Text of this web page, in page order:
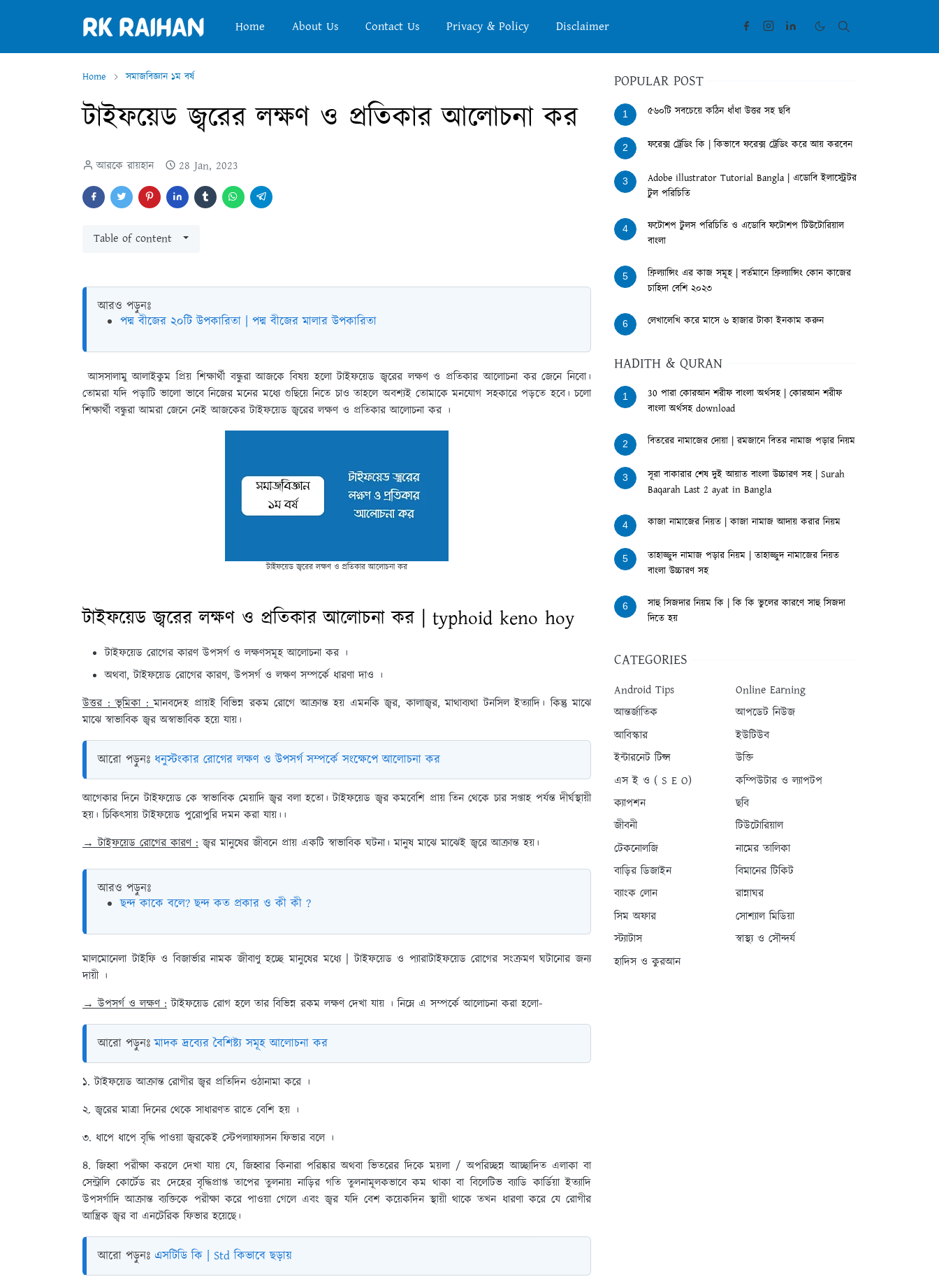
Home About Us Contact Us Privacy & Policy Disclaimer
Home সমাজবিজ্ঞান ১ম বর্ষ
টাইফয়েড জ্বরের লক্ষণ ও প্রতিকার আলোচনা কর
আরকে রায়হান 28 Jan, 2023
Table of content
আরও পড়ুনঃ
পদ্ম বীজের ২০টি উপকারিতা | পদ্ম বীজের মালার উপকারিতা
আসসালামু আলাইকুম প্রিয় শিক্ষার্থী বন্ধুরা আজকে বিষয় হলো টাইফয়েড জ্বরের লক্ষণ ও প্রতিকার আলোচনা কর জেনে নিবো।
তোমরা যদি পড়াটি ভালো ভাবে নিজের মনের মধ্যে গুছিয়ে নিতে চাও তাহলে অবশ্যই তোমাকে মনযোগ সহকারে পড়তে হবে। চলো
শিক্ষার্থী বন্ধুরা আমরা জেনে নেই আজকের টাইফয়েড জ্বরের লক্ষণ ও প্রতিকার আলোচনা কর ।
টাইফয়েড জ্বরের লক্ষণ ও প্রতিকার আলোচনা কর
টাইফয়েড জ্বরের লক্ষণ ও প্রতিকার আলোচনা কর | typhoid keno hoy
টাইফয়েড রোগের কারণ উপসর্গ ও লক্ষণসমূহ আলোচনা কর ।
অথবা, টাইফয়েড রোগের কারণ, উপসর্গ ও লক্ষণ সম্পর্কে ধারণা দাও ।
উত্তর : ভূমিকা :মানবদেহ প্রায়ই বিভিন্ন রকম রোগে আক্রান্ত হয় এমনকি জ্বর, কালাজ্বর, মাথাব্যথা টনসিল ইত্যাদি। কিন্তু মাঝে
মাঝে স্বাভাবিক জ্বর অস্বাভাবিক হয়ে যায়।
আরো পড়ুনঃ ধনুস্টংকার রোগের লক্ষণ ও উপসর্গ সম্পর্কে সংক্ষেপে আলোচনা কর
আগেকার দিনে টাইফয়েড কে স্বাভাবিক মেয়াদি জ্বর বলা হতো। টাইফয়েড জ্বর কমবেশি প্রায় তিন থেকে চার সপ্তাহ পর্যন্ত দীর্ঘস্থায়ী
হয়। চিকিৎসায় টাইফয়েড পুরোপুরি দমন করা যায়।।
→ টাইফয়েড রোগের কারণ : জ্বর মানুষের জীবনে প্রায় একটি স্বাভাবিক ঘটনা। মানুষ মাঝে মাঝেই জ্বরে আক্রান্ত হয়।
আরও পড়ুনঃ
ছন্দ কাকে বলে? ছন্দ কত প্রকার ও কী কী ?
মালমোনেলা টাইফি ও বিজার্ভার নামক জীবাণু হচ্ছে মানুষের মধ্যে | টাইফয়েড ও প্যারাটাইফয়েড রোগের সংক্রমণ ঘটানোর জন্য
দায়ী ।
→ উপসর্গ ও লক্ষণ : টাইফয়েড রোগ হলে তার বিভিন্ন রকম লক্ষণ দেখা যায় । নিম্নে এ সম্পর্কে আলোচনা করা হলো-
আরো পড়ুনঃমাদক দ্রব্যের বৈশিষ্ট্য সমূহ আলোচনা কর
১. টাইফয়েড আক্রান্ত রোগীর জ্বর প্রতিদিন ওঠানামা করে ।
২. জ্বরের মাত্রা দিনের থেকে সাধারণত রাতে বেশি হয় ।
৩. ধাপে ধাপে বৃদ্ধি পাওয়া জ্বরকেই স্টেপল্যাফ্যাসন ফিভার বলে ।
৪. জিহ্বা পরীক্ষা করলে দেখা যায় যে, জিহ্বার কিনারা পরিষ্কার অথবা ভিতরের দিকে ময়লা / অপরিচ্ছন্ন আচ্ছাদিত এলাকা বা
সেন্ট্রালি কোর্টেড রং দেহের বৃদ্ধিপ্রাপ্ত তাপের তুলনায় নাড়ির গতি তুলনামূলকভাবে কম থাকা বা বিলেটিভ ব্যাডি কার্ডিয়া ইত্যাদি
উপসর্গাদি আক্রান্ত ব্যক্তিকে পরীক্ষা করে পাওয়া গেলে এবং জ্বর যদি বেশ কয়েকদিন স্থায়ী থাকে তখন ধারণা করে যে রোগীর
আন্ত্রিক জ্বর বা এনটেরিক ফিভার হয়েছে।
আরো পড়ুনঃ এসটিডি কি | Std কিভাবে ছড়ায়
POPULAR POST
1 ৫৬০টি সবচেয়ে কঠিন ধাঁধা উত্তর সহ ছবি
2 ফরেক্স ট্রেডিং কি | কিভাবে ফরেক্স ট্রেডিং করে আয় করবেন
3
Adobe illustrator Tutorial Bangla | এডোবি ইলাস্ট্রেটর
টুল পরিচিতি
4
ফটোশপ টুলস পরিচিতি ও এডোবি ফটোশপ টিউটোরিয়াল
বাংলা
5
ফ্রিল্যান্সিং এর কাজ সমূহ | বর্তমানে ফ্রিল্যান্সিং কোন কাজের
চাহিদা বেশি ২০২৩
6 লেখালেখি করে মাসে ৬ হাজার টাকা ইনকাম করুন
HADITH & QURAN
1
30 পারা কোরআন শরীফ বাংলা অর্থসহ | কোরআন শরীফ
বাংলা অর্থসহ download
2 বিতরের নামাজের দোয়া | রমজানে বিতর নামাজ পড়ার নিয়ম
3
সূরা বাকারার শেষ দুই আয়াত বাংলা উচ্চারণ সহ | Surah
Baqarah Last 2 ayat in Bangla
4 কাজা নামাজের নিয়ত | কাজা নামাজ আদায় করার নিয়ম
5
তাহাজ্জুদ নামাজ পড়ার নিয়ম | তাহাজ্জুদ নামাজের নিয়ত
বাংলা উচ্চারণ সহ
6
সাহু সিজদার নিয়ম কি | কি কি ভুলের কারণে সাহু সিজদা
দিতে হয়
CATEGORIES
Android Tips
Online Earning
আন্তর্জাতিক
আপডেট নিউজ
আবিস্কার
ইউটিউব
ইন্টারনেট টিপ্স
উক্তি
এস ই ও ( S E O)
কম্পিউটার ও ল্যাপটপ
ক্যাপশন
ছবি
জীবনী
টিউটোরিয়াল
টেকনোলজি
নামের তালিকা
বাড়ির ডিজাইন
বিমানের টিকিট
ব্যাংক লোন
রান্নাঘর
সিম অফার
সোশ্যাল মিডিয়া
স্ট্যাটাস
স্বাস্থ্য ও সৌন্দর্য
হাদিস ও কুরআন